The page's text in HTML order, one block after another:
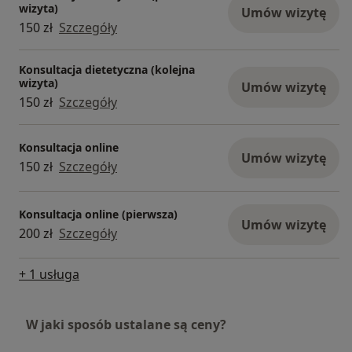
przekazana wiedza będzie dla Ciebie
wartościowym wsparciem w budowaniu zdrowej
Zapraszamy do oglądania i do zobaczenia na
konsultacjach!
równowagi po 40. roku życia”
Szukasz sprawdzonych informacji na temat
menopauzy, perimenopauzy, diety hormonalnej i
sposobów na poprawę samopoczucia po 40. roku
życia?
webinarów na YouTube – „15 minut dla zdrowia i
Wojciechowska – dietetyczki kliniczne, edukatorki
wizyta)
150 zł Szczegóły
Umów wizytę
Konsultacja dietetyczna (kolejna
wizyta)
150 zł Szczegóły
Umów wizytę
Konsultacja online
150 zł Szczegóły Umów wizytę
Konsultacja online (pierwsza)
200 zł Szczegóły Umów wizytę
+ 1 usługa
W jaki sposób ustalane są ceny?